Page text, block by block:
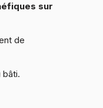
sur
de
bâti.